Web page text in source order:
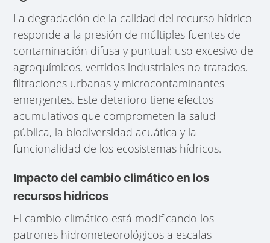
La degradación de la calidad del recurso hídrico
responde a la presión de múltiples fuentes de
contaminación difusa y puntual: uso excesivo de
agroquímicos, vertidos industriales no tratados,
filtraciones urbanas y microcontaminantes
emergentes. Este deterioro tiene efectos
acumulativos que comprometen la salud
pública, la biodiversidad acuática y la
funcionalidad de los ecosistemas hídricos.
Impacto del cambio climático en los
recursos hídricos
El cambio climático está modificando los
patrones hidrometeorológicos a escalas